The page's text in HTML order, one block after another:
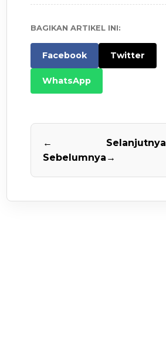
BAGIKAN ARTIKEL INI:
Facebook Twitter
WhatsApp
←
Sebelumnya
Selanjutnya
→